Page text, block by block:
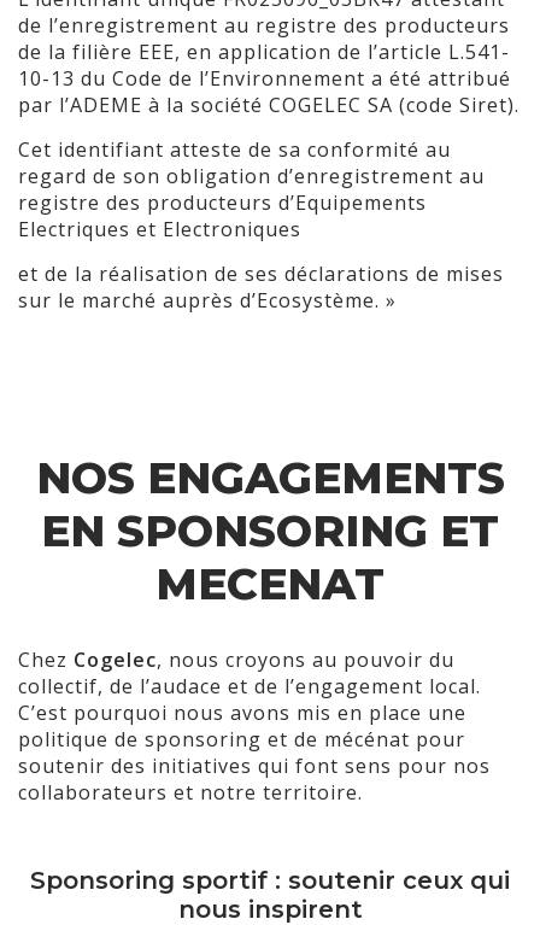
de l’enregistrement au registre des producteurs
de la filière EEE, en application de l’article L.541-
10-13 du Code de l’Environnement a été attribué
par l’ADEME à la société COGELEC SA (code Siret).
Cet identifiant atteste de sa conformité au
regard de son obligation d’enregistrement au
registre des producteurs d’Equipements
Electriques et Electroniques
et de la réalisation de ses déclarations de mises
sur le marché auprès d’Ecosystème. »
NOS ENGAGEMENTS
EN SPONSORING ET
MECENAT
Chez Cogelec, nous croyons au pouvoir du
collectif, de l’audace et de l’engagement local.
C’est pourquoi nous avons mis en place une
politique de sponsoring et de mécénat pour
soutenir des initiatives qui font sens pour nos
collaborateurs et notre territoire.
Sponsoring sportif : soutenir ceux qui
nous inspirent